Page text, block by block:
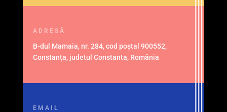
ADRESĂ
B-dul Mamaia, nr. 284, cod poștal 900552,
Constanța, judetul Constanta, România
EMAIL